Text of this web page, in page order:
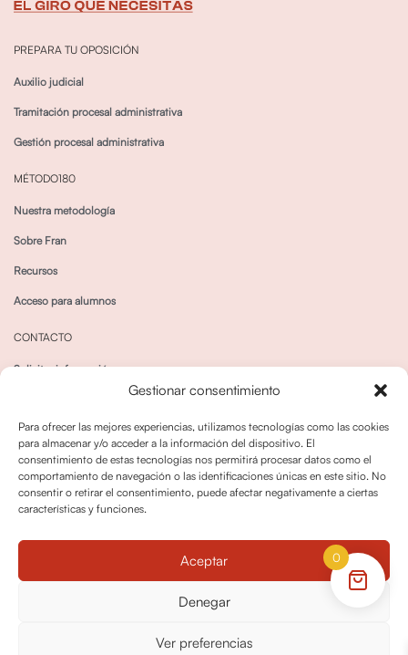
Gestionar consentimiento
Para ofrecer las mejores experiencias, utilizamos tecnologías como las cookies
para almacenar y/o acceder a la información del dispositivo. El
consentimiento de estas tecnologías nos permitirá procesar datos como el
comportamiento de navegación o las identificaciones únicas en este sitio. No
consentir o retirar el consentimiento, puede afectar negativamente a ciertas
características y funciones.
Aceptar
Denegar
Ver preferencias
PREPARA TU OPOSICIÓN
Auxilio judicial
Tramitación procesal administrativa
Gestión procesal administrativa
MÉTODO180
Nuestra metodología
Sobre Fran
Recursos
Acceso para alumnos
CONTACTO
Solicitar información
Política de cookies
Política dedevoluciones y cancelaciones
0